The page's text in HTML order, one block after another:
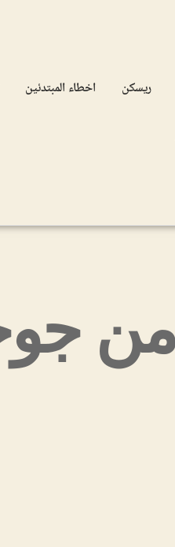
ريسكن اخطاء المبتدئين